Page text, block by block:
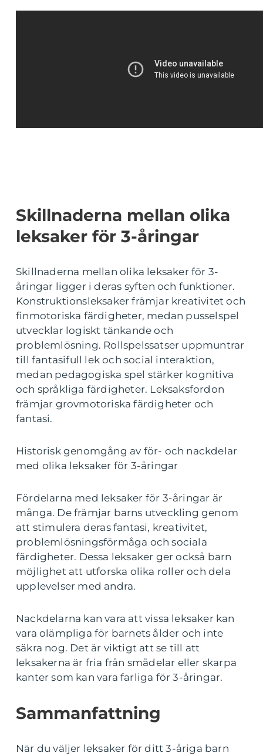
Skillnaderna mellan olika
leksaker för 3-åringar
Skillnaderna mellan olika leksaker för 3-
åringar ligger i deras syften och funktioner.
Konstruktionsleksaker främjar kreativitet och
finmotoriska färdigheter, medan pusselspel
utvecklar logiskt tänkande och
problemlösning. Rollspelssatser uppmuntrar
till fantasifull lek och social interaktion,
medan pedagogiska spel stärker kognitiva
och språkliga färdigheter. Leksaksfordon
främjar grovmotoriska färdigheter och
fantasi.
Historisk genomgång av för- och nackdelar
med olika leksaker för 3-åringar
Fördelarna med leksaker för 3-åringar är
många. De främjar barns utveckling genom
att stimulera deras fantasi, kreativitet,
problemlösningsförmåga och sociala
färdigheter. Dessa leksaker ger också barn
möjlighet att utforska olika roller och dela
upplevelser med andra.
Nackdelarna kan vara att vissa leksaker kan
vara olämpliga för barnets ålder och inte
säkra nog. Det är viktigt att se till att
leksakerna är fria från smådelar eller skarpa
kanter som kan vara farliga för 3-åringar.
Sammanfattning
När du väljer leksaker för ditt 3-åriga barn